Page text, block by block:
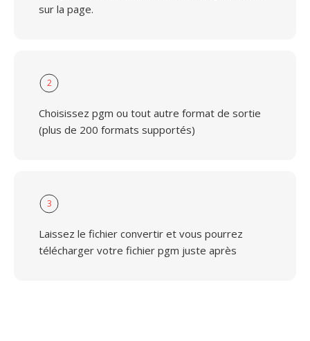
sur la page.
2
Choisissez pgm ou tout autre format de sortie
(plus de 200 formats supportés)
3
Laissez le fichier convertir et vous pourrez
télécharger votre fichier pgm juste après